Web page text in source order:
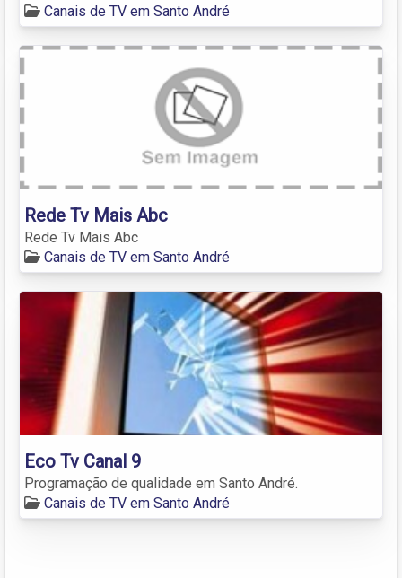
Canais de TV em Santo André
Rede Tv Mais Abc
Rede Tv Mais Abc
Canais de TV em Santo André
Eco Tv Canal 9
Programação de qualidade em Santo André.
Canais de TV em Santo André